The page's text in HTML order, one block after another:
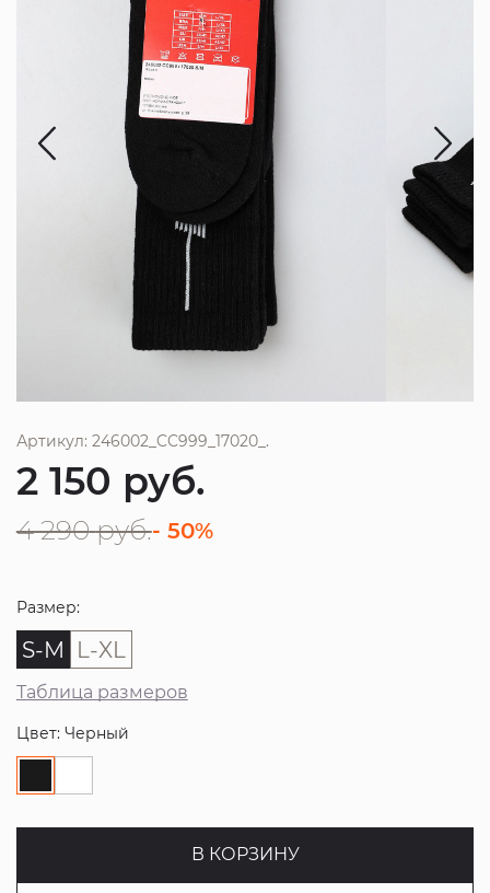
Артикул: 246002_CC999_17020_.
2 150 руб.
4 290 руб.- 50%
Размер:
S-M L-XL
Таблица размеров
Цвет: Черный
В КОРЗИНУ